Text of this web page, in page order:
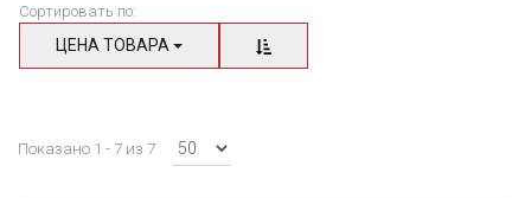
Сортировать по:
ЦЕНА ТОВАРА
Показано 1 - 7 из 7